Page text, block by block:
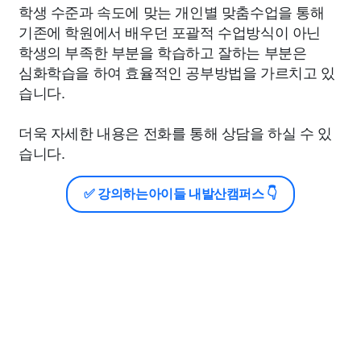
학생 수준과 속도에 맞는 개인별 맞춤수업을 통해
기존에 학원에서 배우던 포괄적 수업방식이 아닌
학생의 부족한 부분을 학습하고 잘하는 부분은
심화학습을 하여 효율적인 공부방법을 가르치고 있
습니다.
더욱 자세한 내용은 전화를 통해 상담을 하실 수 있
습니다.
✅ 강의하는아이들 내발산캠퍼스 👇